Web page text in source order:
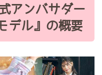
アンバサダー
デル』の概要